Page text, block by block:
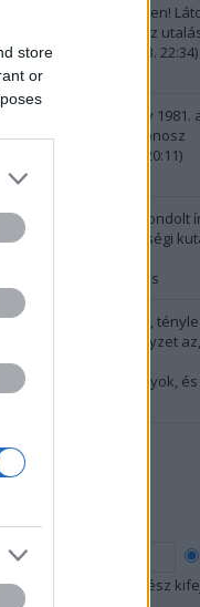
store
or
@gggarai: Köszi szépen!
van ezekből az
fig...
2024.10.13. 22:34)
most
kért idézetek: Őrtorony 1981.
“És ha e világ gonosz
2024.10.13. 20:11)
most
Jól,tudatosan átgondolt
sok-sok ) minőségi
az egyéni tudatfejlődés
Alte: Szia! Igazad van,
is ez a mondat. A helyzet
18:47
után: Jól vagyok,
Egész